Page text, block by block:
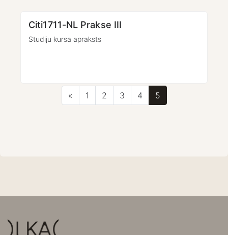
Citi1711-NL Prakse III
Studiju kursa apraksts
« Iepriekšējā lapa
1 Lapa 1
2 Lapa 2
3Lapa 3
4Lapa 4
5Lapa 5